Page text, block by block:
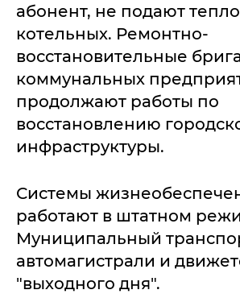
абонент, не подают
котельных. Ремонтно-
восстановительные
коммунальных
продолжают работы по
восстановлению
инфраструктуры.
Системы
работают в штатном
Муниципальный
автомагистрали и
"выходного дня".